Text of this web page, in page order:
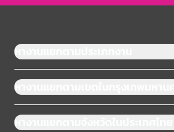
หางานแยกตามประเภทงาน
หางานแยกตามเขตในกรุงเทพมหานคร
หางานแยกตามจังหวัดในประเทศไทย